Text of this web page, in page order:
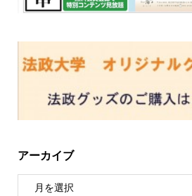
アーカイブ